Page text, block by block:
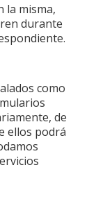
la misma,
durante
como
de
ellos podrá